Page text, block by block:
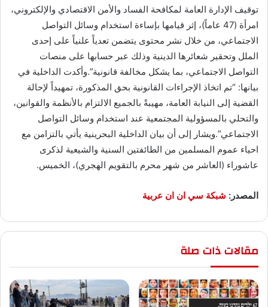
توقيف الإدارة العامة لمكافحة الفساد والأمن الاقتصادي والإلكتروني،
امرأة (47 عاماً)، إثر قيامها بإساءة استخدام وسائل التواصل
الاجتماعي، من خلال نشر محتوى يتضمن تعدياً علنياً على إحدى
الملل وتحقير شعائرها الدينية وذلك عبر حسابها على منصات
التواصل الاجتماعي، بما يشكل مخالفة قانونية”.وأكدت الداخلية في
بيانها: “تم اتخاذ الإجراءات القانونية بحق المذكورة، تمهيداً لإحالة
القضية إلى النيابة العامة، مهيبةً بالجميع الالتزام بالأنظمة والقوانين،
والتحلي بالمسؤولية المجتمعية عند استخدام وسائل التواصل
الاجتماعي”.ويشار إلى أن بيان الداخلية البحرينية يأتي بالتزامن مع
احياء عموم المسلمين من الطائفتين السنية والشيعية لذكرى
عاشوراء (العاشر من شهر محرم بالتقويم الهجري)، الخميس.
المصدر: شبكة سي ان ان عربية
مقالات ذات صلة